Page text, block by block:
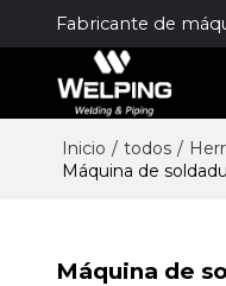
Fabricante de
Inicio / todos /
Máquina de
Máquina de